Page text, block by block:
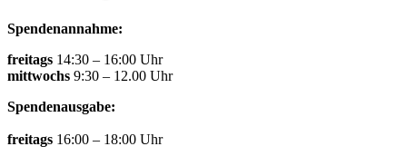
Spendenannahme:
freitags 14:30 – 16:00 Uhr
mittwochs 9:30 – 12.00 Uhr
Spendenausgabe:
freitags 16:00 – 18:00 Uhr